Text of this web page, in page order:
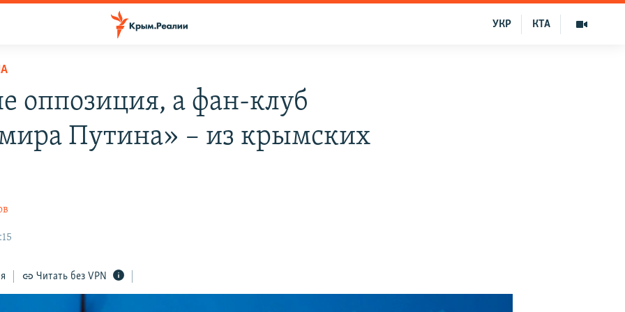
КТА
УКР
оппозиция, а фан-клуб
Путина» – из крымских
Читать без VPN